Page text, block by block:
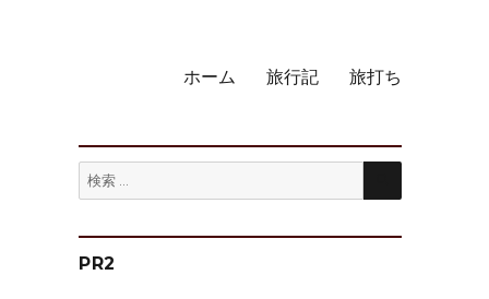
ホーム 旅行記 旅打ち
検
索:
検
PR2